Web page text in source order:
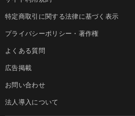
特定商取引に関する法律に基づく表示
プライバシーポリシー・著作権
よくある質問
広告掲載
お問い合わせ
法人導入について